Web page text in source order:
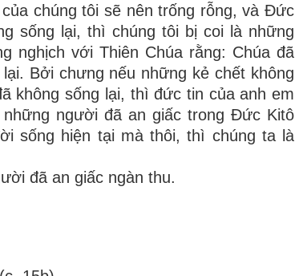
chúng tôi sẽ nên trống rỗng, và Ðức
sống lại, thì chúng tôi bị coi là những
nghịch với Thiên Chúa rằng: Chúa đã
Bởi chưng nếu những kẻ chết không
không sống lại, thì đức tin của anh em
người đã an giấc trong Ðức Kitô
sống hiện tại mà thôi, thì chúng ta là
đã an giấc ngàn thu.